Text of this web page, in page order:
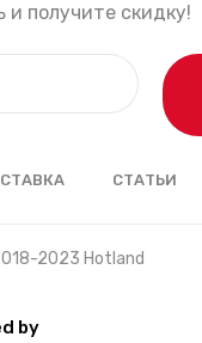
и получите скидку!
СТАТЬИ
2023 Hotland
by